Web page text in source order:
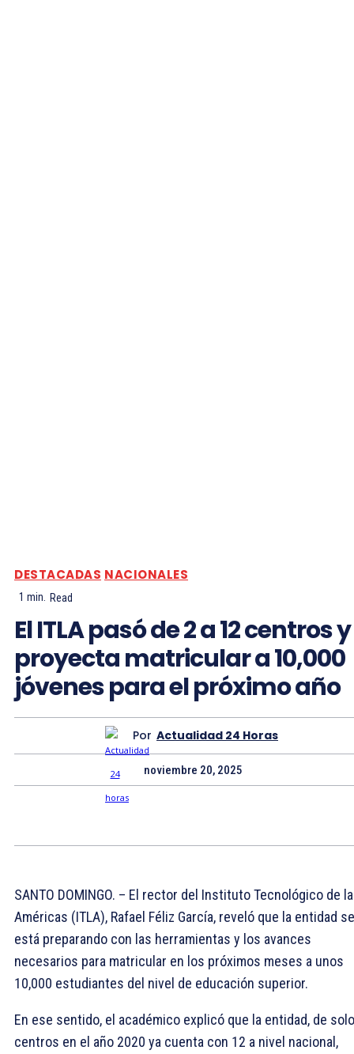
DESTACADAS NACIONALES
1 min. Read
El ITLA pasó de 2 a 12 centros y
proyecta matricular a 10,000
jóvenes para el próximo año
Por Actualidad 24 Horas
noviembre 20, 2025
SANTO DOMINGO. – El rector del Instituto Tecnológico de
Américas (ITLA), Rafael Féliz García, reveló que la entidad se
está preparando con las herramientas y los avances
necesarios para matricular en los próximos meses a unos
10,000 estudiantes del nivel de educación superior.
En ese sentido, el académico explicó que la entidad, de
centros en el año 2020 ya cuenta con 12 a nivel nacional,